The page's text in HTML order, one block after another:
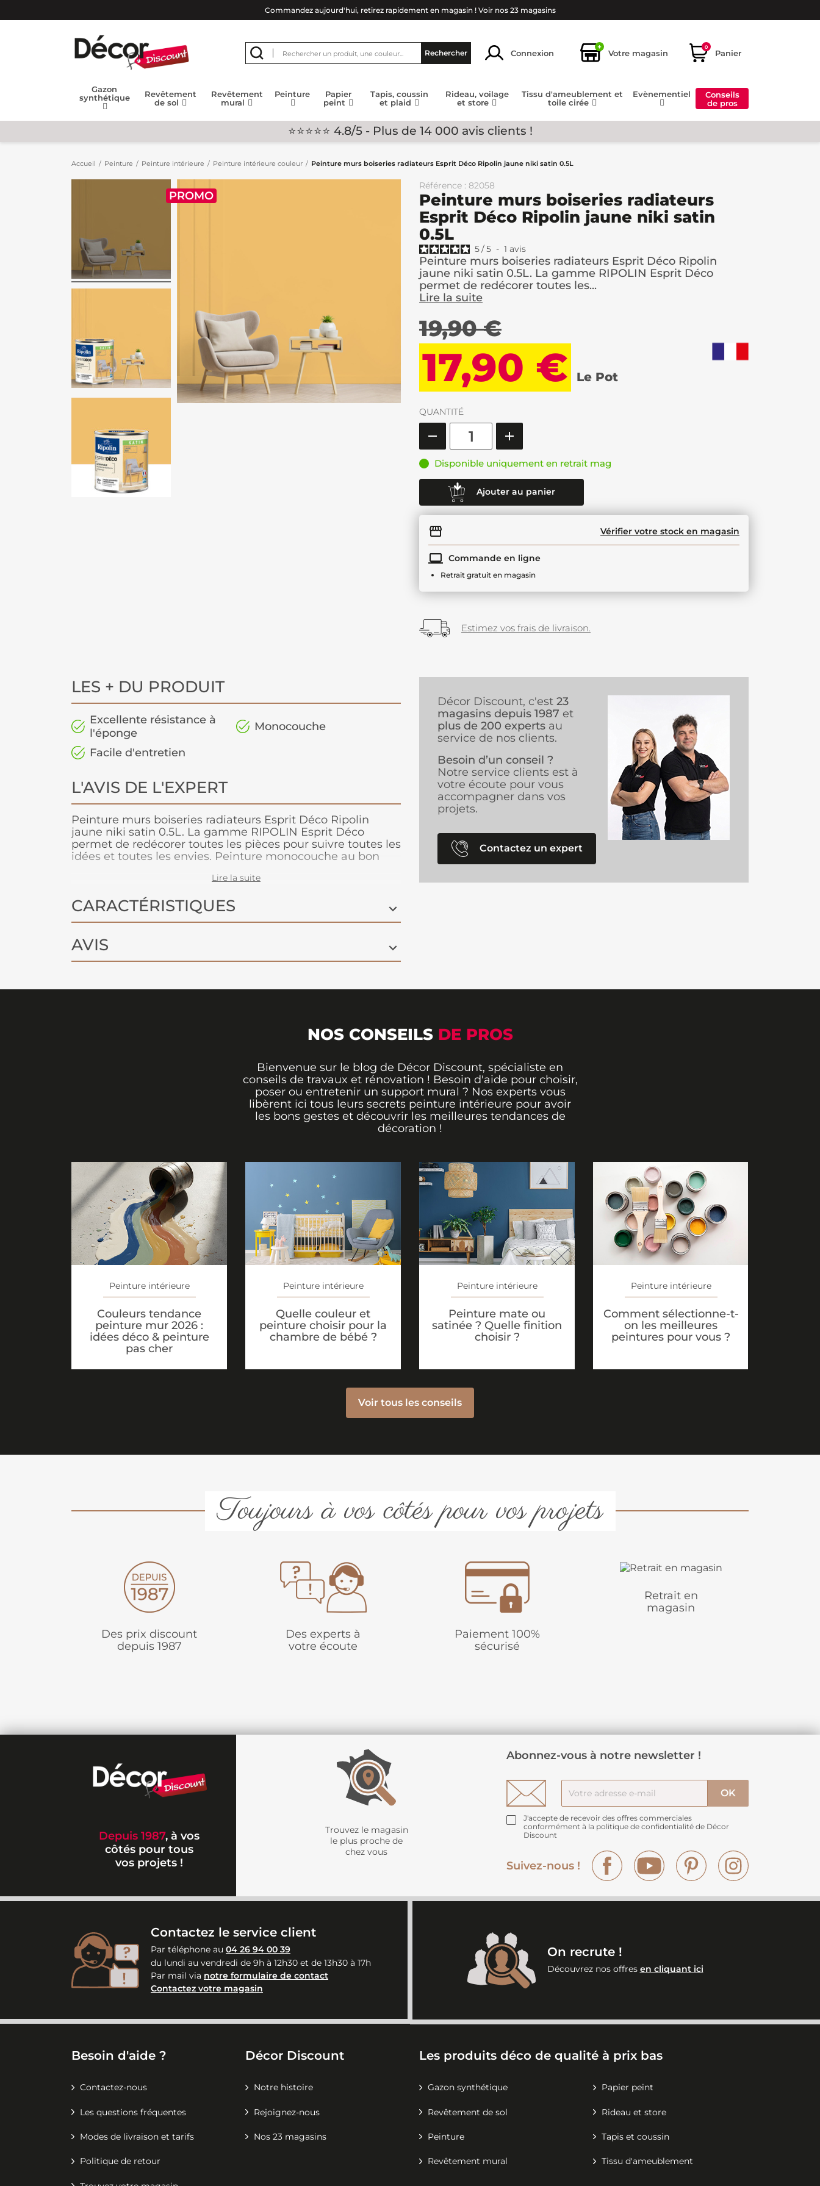
Commandez aujourd'hui, retirez rapidement en magasin ! Voir nos 23 magasins
Rechercher Connexion
+
Votre magasin
0
Panier
Gazon
synthétique
Revêtement
de sol
Revêtement
mural
Peinture
Papier
peint
Tapis, coussin
et plaid
Rideau, voilage
et store
Tissu d'ameublement et
toile cirée
Evènementiel
Conseils
de pros
⭐⭐⭐⭐⭐ 4.8/5 - Plus de 14 000 avis clients !
Accueil Peinture Peinture intérieure Peinture intérieure couleur Peinture murs boiseries radiateurs Esprit Déco Ripolin jaune niki satin 0.5L
PROMO
Référence : 82058
Peinture murs boiseries radiateurs
Esprit Déco Ripolin jaune niki satin
0.5L
5/5 - 1 avis
Peinture murs boiseries radiateurs Esprit Déco Ripolin
jaune niki satin 0.5L. La gamme RIPOLIN Esprit Déco
permet de redécorer toutes les...
Lire la suite
19,90 €
17,90 € Le Pot
QUANTITÉ
Disponible uniquement en retrait mag
Ajouter au panier
Vérifier votre stock en magasin
Commande en ligne
Retrait gratuit en magasin
Estimez vos frais de livraison.
LES + DU PRODUIT
Excellente résistance à
l'éponge
Monocouche
Facile d'entretien
L'AVIS DE L'EXPERT
Peinture murs boiseries radiateurs Esprit Déco Ripolin
jaune niki satin 0.5L. La gamme RIPOLIN Esprit Déco
permet de redécorer toutes les pièces pour suivre toutes les
idées et toutes les envies. Peinture monocouche au bon
les boiseries et les radiateurs.Lire la suite
CARACTÉRISTIQUES
AVIS
Décor Discount, c'est 23
magasins depuis 1987 et
plus de 200 experts au
service de nos clients.
Besoin d’un conseil ?
Notre service clients est à
votre écoute pour vous
accompagner dans vos
projets.
Contactez un expert
NOS CONSEILS DE PROS
Bienvenue sur le blog de Décor Discount, spécialiste en
conseils de travaux et rénovation ! Besoin d'aide pour choisir,
poser ou entretenir un support mural ? Nos experts vous
libèrent ici tous leurs secrets peinture intérieure pour avoir
les bons gestes et découvrir les meilleures tendances de
décoration !
Peinture intérieure
Couleurs tendance
peinture mur 2026 :
idées déco & peinture
pas cher
Peinture intérieure
Quelle couleur et
peinture choisir pour la
chambre de bébé ?
Peinture intérieure
Peinture mate ou
satinée ? Quelle finition
choisir ?
Peinture intérieure
Comment sélectionne-t-
on les meilleures
peintures pour vous ?
Voir tous les conseils
Toujours à vos côtés pour vos projets
Des prix discount
depuis 1987
Des experts à
votre écoute
Paiement 100%
sécurisé
Retrait en
magasin
Depuis 1987, à vos
côtés pour tous
vos projets !
Trouvez le magasin
le plus proche de
chez vous
Abonnez-vous à notre newsletter !
J'accepte de recevoir des offres commerciales
conformément à la politique de confidentialité de Décor
Discount
Suivez-nous !
Facebook YouTube Pinterest
Contactez le service client
Par téléphone au 04 26 94 00 39
du lundi au vendredi de 9h à 12h30 et de 13h30 à 17h
Par mail via notre formulaire de contact
Contactez votre magasin
On recrute !
Découvrez nos offres en cliquant ici
Besoin d'aide ?
Contactez-nous
Les questions fréquentes
Modes de livraison et tarifs
Politique de retour
Décor Discount
Notre histoire
Rejoignez-nous
Nos 23 magasins
Les produits déco de qualité à prix bas
Gazon synthétique Papier peint
Revêtement de sol Rideau et store
Peinture Tapis et coussin
Revêtement mural Tissu d'ameublement